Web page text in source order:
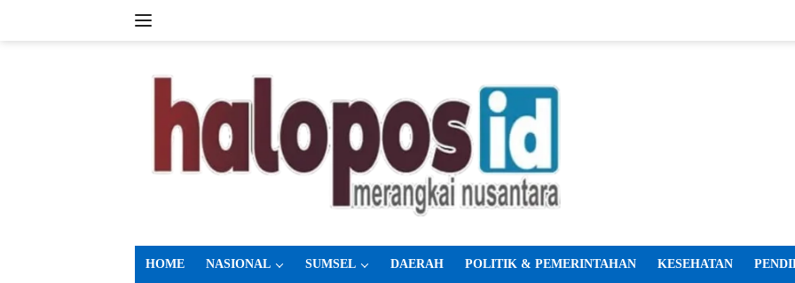
HOME NASIONAL SUMSEL DAERAH POLITIK & PEMERINTAHAN KESEHATAN